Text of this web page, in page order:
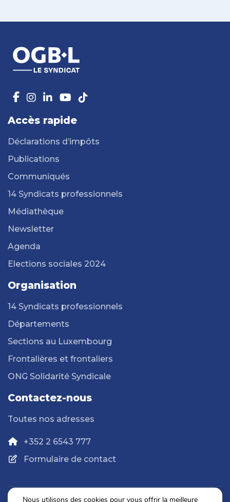
Accès rapide
Déclarations d’impôts
Publications
Communiqués
14 Syndicats professionnels
Médiathèque
Newsletter
Agenda
Elections sociales 2024
Organisation
14 Syndicats professionnels
Départements
Sections au Luxembourg
Frontalières et frontaliers
ONG Solidarité Syndicale
Contactez-nous
Toutes nos adresses
+352 2 6543 777
Formulaire de contact
Nous utilisons des cookies pour vous offrir la meilleure